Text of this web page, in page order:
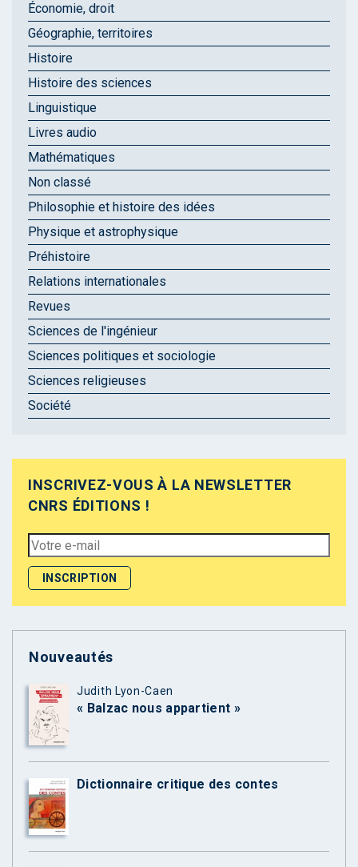
Économie, droit
Géographie, territoires
Histoire
Histoire des sciences
Linguistique
Livres audio
Mathématiques
Non classé
Philosophie et histoire des idées
Physique et astrophysique
Préhistoire
Relations internationales
Revues
Sciences de l'ingénieur
Sciences politiques et sociologie
Sciences religieuses
Société
INSCRIVEZ-VOUS À LA NEWSLETTER
CNRS ÉDITIONS !
Nouveautés
Judith Lyon-Caen
« Balzac nous appartient »
Dictionnaire critique des contes